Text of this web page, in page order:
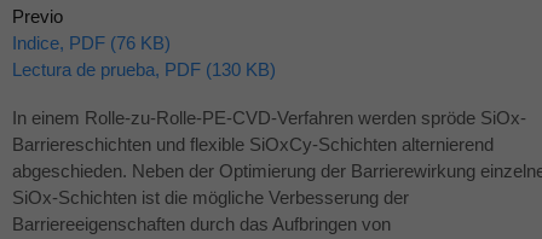
Previo
Indice, PDF (76 KB)
Lectura de prueba, PDF (130 KB)
In einem Rolle-zu-Rolle-PE-CVD-Verfahren werden spröde SiOx-
Barriereschichten und flexible SiOxCy-Schichten alternierend
abgeschieden. Neben der Optimierung der Barrierewirkung
SiOx-Schichten ist die mögliche Verbesserung der
Barriereeigenschaften durch das Aufbringen von